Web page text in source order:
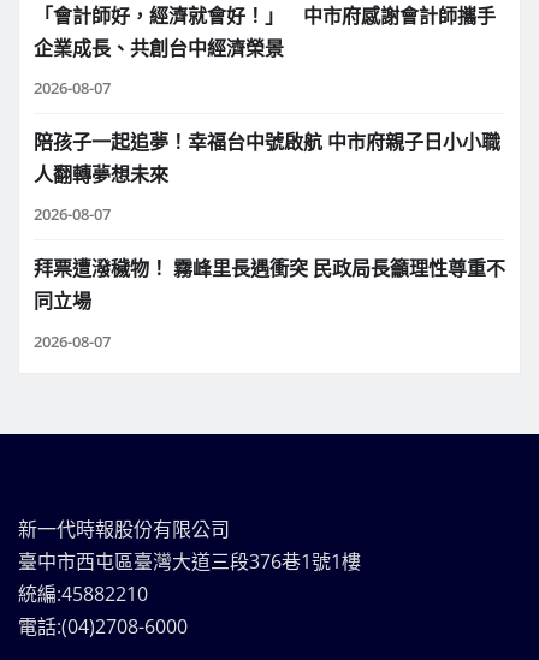
「會計師好，經濟就會好！」 中市府感謝會計師攜手
企業成長、共創台中經濟榮景
2026-08-07
陪孩子一起追夢！幸福台中號啟航 中市府親子日小小職
人翻轉夢想未來
2026-08-07
拜票遭潑穢物！ 霧峰里長遇衝突 民政局長籲理性尊重不
同立場
2026-08-07
新一代時報股份有限公司
臺中市西屯區臺灣大道三段376巷1號1樓
統編:45882210
電話:(04)2708-6000